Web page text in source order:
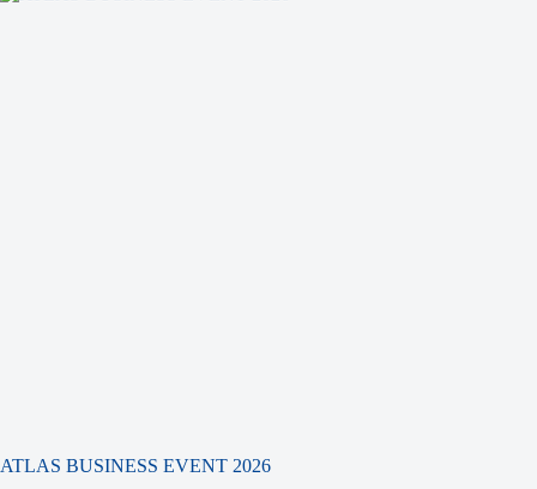
ATLAS BUSINESS EVENT 2026